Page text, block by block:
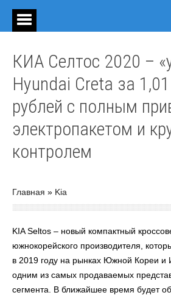
КИА Селтос 2020 –
Hyundai Creta за
рублей с полным
электропакетом и
контролем
Главная » Kia
KIA Seltos – новый компактный
южнокорейского производителя,
в 2019 году на рынках Южной Кореи и
одним из самых продаваемых
сегмента. В ближайшее время будет